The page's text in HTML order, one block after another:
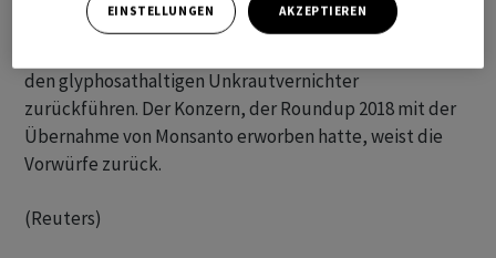
Bayer sieht sich in den USA ​mit ​rund 65.000 Klagen ⁠von
⁠den glyphosathaltigen Unkrautvernichter
zurückführen. Der Konzern, der Roundup ‌2018 mit der
Übernahme von Monsanto erworben hatte, weist die
Vorwürfe ‌zurück.
(Reuters)
EINSTELLUNGEN AKZEPTIEREN